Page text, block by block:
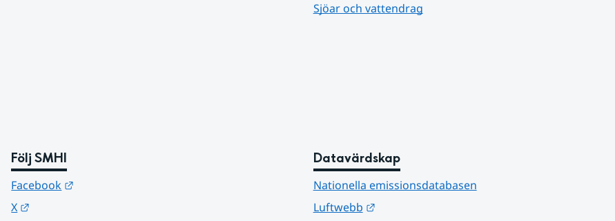
Sjöar och vattendrag
Följ SMHI
Facebook
X
Datavärdskap
Nationella emissionsdatabasen
Luftwebb
Länk till annan webbplats.